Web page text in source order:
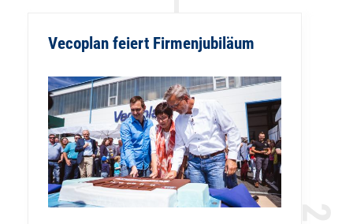
Vecoplan feiert Firmenjubiläum